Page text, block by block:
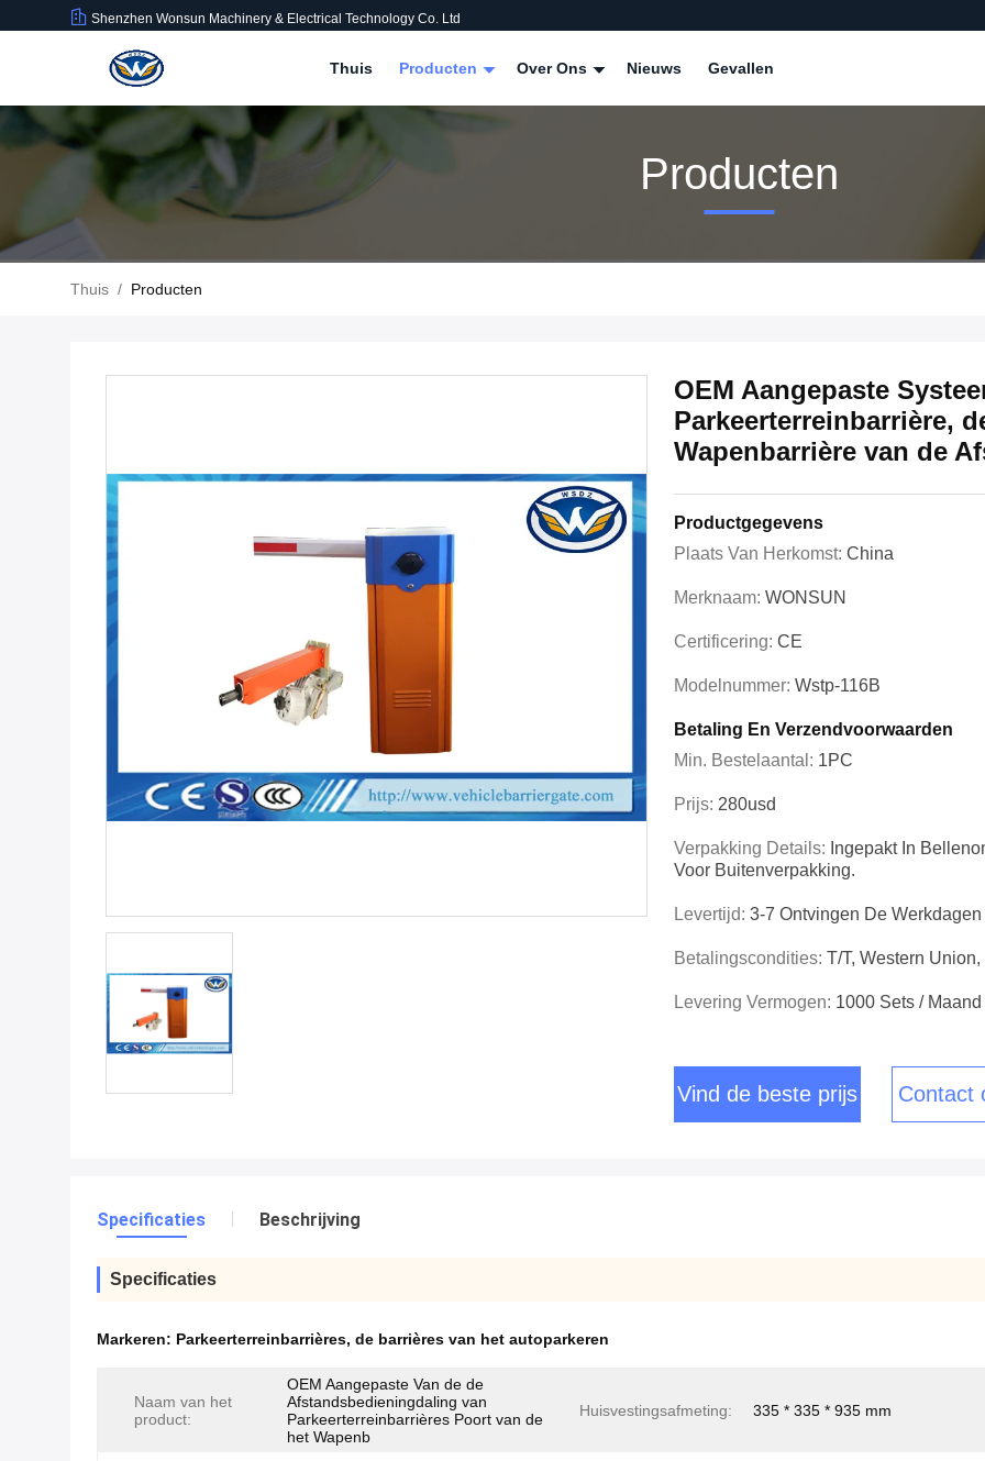
Shenzhen Wonsun Machinery & Electrical Technology Co. Ltd
Thuis Producten Over Ons Nieuws Gevallen
Producten
Thuis / Producten
OEM Aangepaste
Parkeerterreinbarrière,
Wapenbarrière van de
Productgegevens
Plaats Van Herkomst: China
Merknaam: WONSUN
Certificering: CE
Modelnummer: Wstp-116B
Betaling En Verzendvoorwaarden
Min. Bestelaantal: 1PC
Prijs: 280usd
Verpakking Details: Ingepakt In
Voor Buitenverpakking.
Levertijd: 3-7 Ontvingen De
Betalingscondities: T/T, Western
Levering Vermogen: 1000 Sets / Maand
Vind de beste prijs Contact
Specificaties Beschrijving
Specificaties
Markeren: Parkeerterreinbarrières, de barrières van het autoparkeren
Naam van het
product:
OEM Aangepaste Van de de
Afstandsbedieningdaling van
Parkeerterreinbarrières Poort van de
het Wapenb
Huisvestingsafmeting: 335 * 335 * 935 mm